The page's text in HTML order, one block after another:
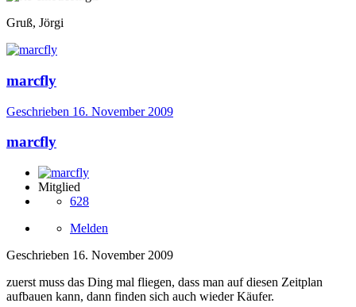
Gruß, Jörgi
marcfly
Geschrieben 16. November 2009
marcfly
Mitglied
628
Melden
Geschrieben 16. November 2009
zuerst muss das Ding mal fliegen, dass man auf diesen Zeitplan
aufbauen kann, dann finden sich auch wieder Käufer.